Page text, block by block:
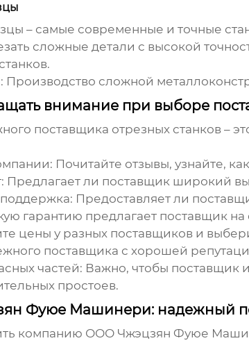
– самые современные и точные
сложные детали с высокой
Производство сложной
внимание при выборе
поставщика отрезных станков–
Почитайте отзывы, узнайте,
Предлагает ли поставщик широкий
Предоставляет ли
гарантию предлагает поставщик
цены у разных поставщиков и
поставщика с хорошей
частей: Важно, чтобы поставщик
простоев.
Фуюе Машинери: надежный
компанию ООО Чжэцзян Фуюе